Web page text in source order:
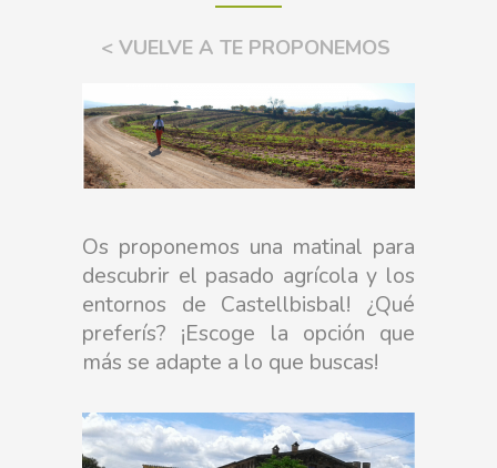
< VUELVE A TE PROPONEMOS
Os proponemos una matinal para
descubrir el pasado agrícola y los
entornos de Castellbisbal! ¿Qué
preferís? ¡Escoge la opción que
más se adapte a lo que buscas!